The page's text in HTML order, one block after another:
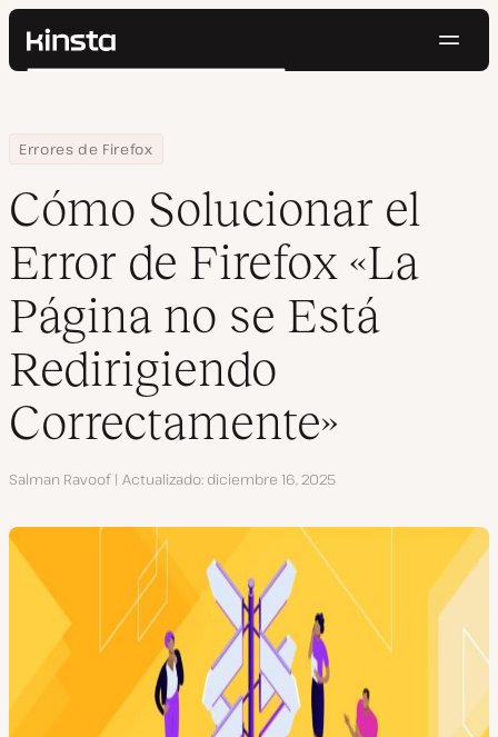
Kinsta®
Precios
Contacto
Buscar
Home
Centro de Recursos
Blog
Errores de Firefox
Cómo Solucionar el Error de Firefox «La Página no se Está
Cómo Solucionar el
Error de Firefox «La
Página no se Está
Redirigiendo
Correctamente»
Autor
Salman Ravoof Actualizado diciembre 16, 2025